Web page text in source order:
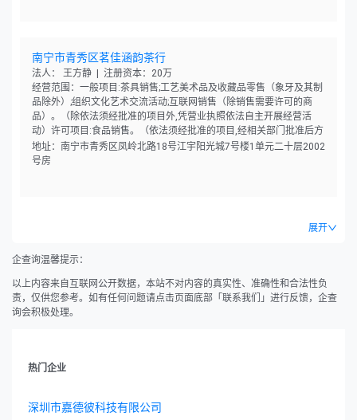
南宁市青秀区茗佳涵韵茶行
法人： 王方静 | 注册资本：20万
经营范围：一般项目:茶具销售;工艺美术品及收藏品零售（象牙及其制
品除外）;组织文化艺术交流活动;互联网销售（除销售需要许可的商
品）。（除依法须经批准的项目外,凭营业执照依法自主开展经营活
动）许可项目:食品销售。（依法须经批准的项目,经相关部门批准后方
可开展经营活动,具体经营项目以相关部门批准文件或许可证件为准）
地址：南宁市青秀区凤岭北路18号江宇阳光城7号楼1单元二十层2002
号房
展开
企查询温馨提示：
以上内容来自互联网公开数据，本站不对内容的真实性、准确性和合法性负
责，仅供您参考。如有任何问题请点击页面底部「联系我们」进行反馈，企查
询会积极处理。
热门企业
深圳市嘉德彼科技有限公司